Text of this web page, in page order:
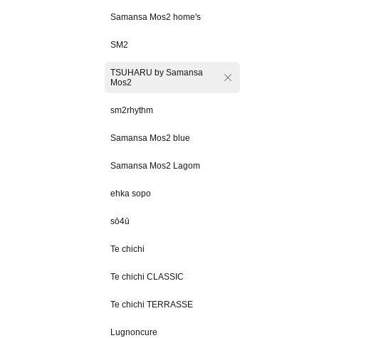
Samansa Mos2 home's
SM2
TSUHARU by Samansa
Mos2
sm2rhythm
Samansa Mos2 blue
Samansa Mos2 Lagom
ehka sopo
sō4ū
Te chichi
Te chichi CLASSIC
Te chichi TERRASSE
Lugnoncure